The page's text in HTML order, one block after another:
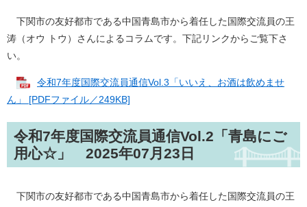
下関市の友好都市である中国青島市から着任した国際交流員の王
涛（オウ トウ）さんによるコラムです。下記リンクからご覧下さ
い。
令和7年度国際交流員通信Vol.3「いいえ、お酒は飲めませ
ん」 [PDFファイル／249KB]
​​令和7年度国際交流員通信Vol.2「青島にご
用心☆」 2025年07月23日
下関市の友好都市である中国青島市から着任した国際交流員の王